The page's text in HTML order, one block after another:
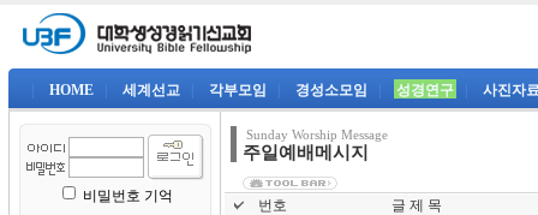
HOME 세계선교 각부모임 경성소모임 성경연구 사진자
비밀번호 기억
Sunday Worship Message
주일예배메시지
번호 글 제 목